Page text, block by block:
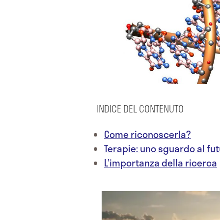
INDICE DEL CONTENUTO
Come riconoscerla?
Terapie: uno sguardo al
L’importanza della ricerca